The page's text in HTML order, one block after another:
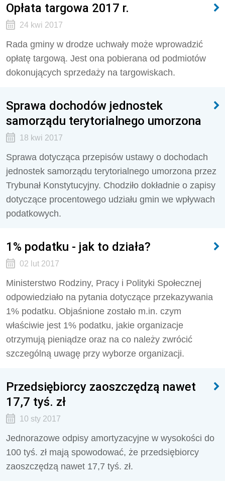
Opłata targowa 2017 r.
24 kwi 2017
Rada gminy w drodze uchwały może wprowadzić
opłatę targową. Jest ona pobierana od podmiotów
dokonujących sprzedaży na targowiskach.
Sprawa dochodów jednostek
samorządu terytorialnego umorzona
18 kwi 2017
Sprawa dotycząca przepisów ustawy o dochodach
jednostek samorządu terytorialnego umorzona przez
Trybunał Konstytucyjny. Chodziło dokładnie o zapisy
dotyczące procentowego udziału gmin we wpływach
podatkowych.
1% podatku - jak to działa?
02 lut 2017
Ministerstwo Rodziny, Pracy i Polityki Społecznej
odpowiedziało na pytania dotyczące przekazywania
1% podatku. Objaśnione zostało m.in. czym
właściwie jest 1% podatku, jakie organizacje
otrzymują pieniądze oraz na co należy zwrócić
szczególną uwagę przy wyborze organizacji.
Przedsiębiorcy zaoszczędzą nawet
17,7 tyś. zł
10 sty 2017
Jednorazowe odpisy amortyzacyjne w wysokości do
100 tyś. zł mają spowodować, że przedsiębiorcy
zaoszczędzą nawet 17,7 tyś. zł.